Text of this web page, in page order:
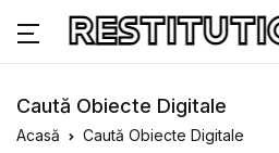
Caută Obiecte Digitale
Acasă Caută Obiecte Digitale